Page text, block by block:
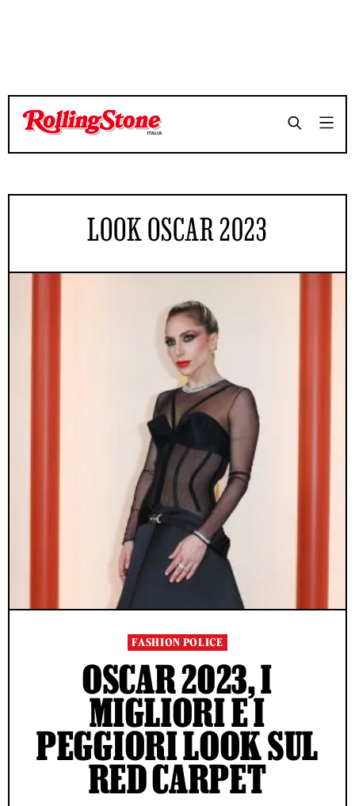
LOOK OSCAR 2023
FASHION POLICE
OSCAR 2023, I
MIGLIORI E I
PEGGIORI LOOK SUL
RED CARPET